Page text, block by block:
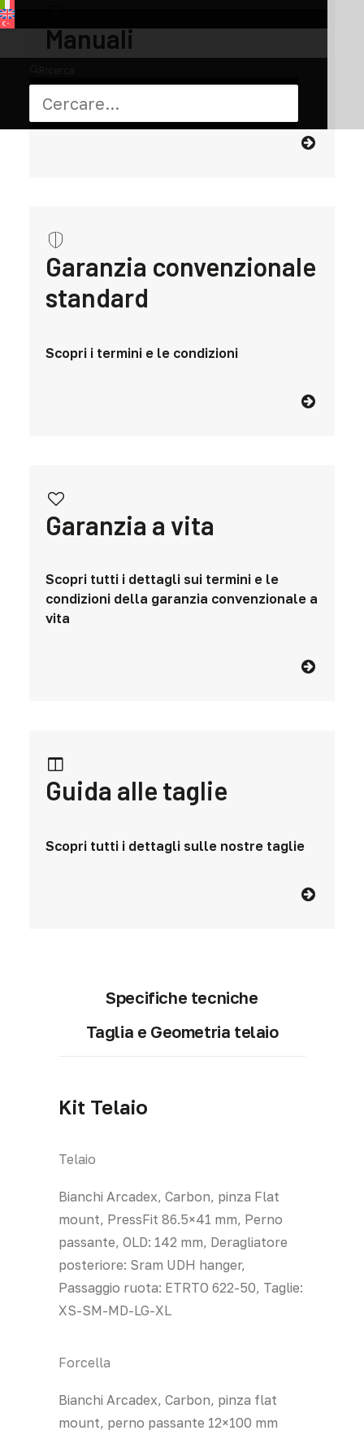
Manuali
Tutto ciò che devi sapere sulla tua bici
Garanzia convenzionale
standard
Scopri i termini e le condizioni
Garanzia a vita
Scopri tutti i dettagli sui termini e le
condizioni della garanzia convenzionale a
vita
Guida alle taglie
Scopri tutti i dettagli sulle nostre taglie
Specifiche tecniche
Taglia e Geometria telaio
Kit Telaio
Telaio
Bianchi Arcadex, Carbon, pinza Flat
mount, PressFit 86.5×41 mm, Perno
passante, OLD: 142 mm, Deragliatore
posteriore: Sram UDH hanger,
Passaggio ruota: ETRTO 622-50, Taglie:
XS-SM-MD-LG-XL
Forcella
Bianchi Arcadex, Carbon, pinza flat
mount, perno passante 12×100 mm